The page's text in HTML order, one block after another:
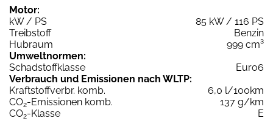
Motor:
kW / PS
85 kW / 116 PS
Treibstoff
Benzin
Hubraum
999 cm³
Umweltnormen:
Schadstoffklasse
Euro6
Verbrauch und Emissionen nach WLTP:
Kraftstoffverbr. komb.
6,0 l/100km
CO2-Emissionen komb.
137 g/km
CO2-Klasse
E